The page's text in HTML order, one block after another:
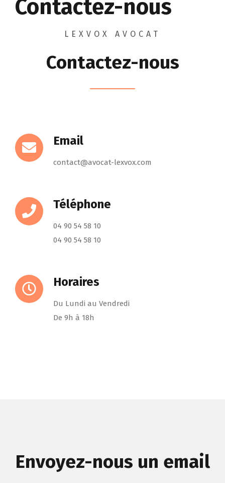
Contactez-nous
LEXVOX AVOCAT
Contactez-nous
Email
contact@avocat-lexvox.com
Téléphone
04 90 54 58 10
04 90 54 58 10
Horaires
Du Lundi au Vendredi
De 9h à 18h
Envoyez-nous un email